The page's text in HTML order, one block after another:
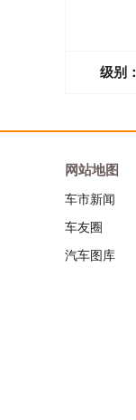
级别：
网站地图
车市新闻
车友圈
汽车图库